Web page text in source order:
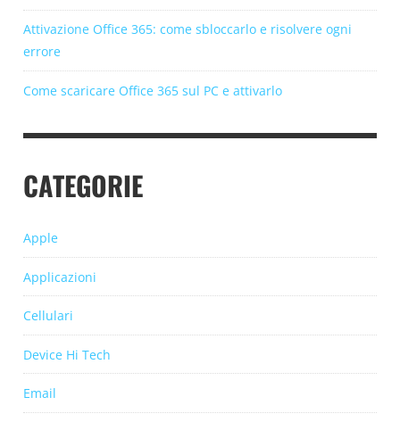
Attivazione Office 365: come sbloccarlo e risolvere ogni
errore
Come scaricare Office 365 sul PC e attivarlo
CATEGORIE
Apple
Applicazioni
Cellulari
Device Hi Tech
Email